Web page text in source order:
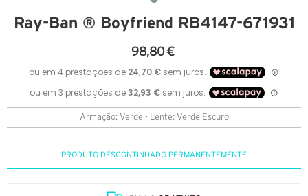
Ray-Ban ® Boyfriend RB4147-671931
98,80 €
Armação: Verde - Lente: Verde Escuro
PRODUTO DESCONTINUADO PERMANENTEMENTE